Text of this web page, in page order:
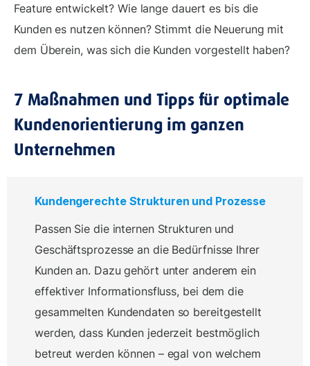
Feature entwickelt? Wie lange dauert es bis die
Kunden es nutzen können? Stimmt die Neuerung mit
dem Überein, was sich die Kunden vorgestellt haben?
7 Maßnahmen und Tipps für optimale
Kundenorientierung im ganzen
Unternehmen
Kundengerechte Strukturen und Prozesse
Passen Sie die internen Strukturen und
Geschäftsprozesse an die Bedürfnisse Ihrer
Kunden an. Dazu gehört unter anderem ein
effektiver Informationsfluss, bei dem die
gesammelten Kundendaten so bereitgestellt
werden, dass Kunden jederzeit bestmöglich
betreut werden können – egal von welchem